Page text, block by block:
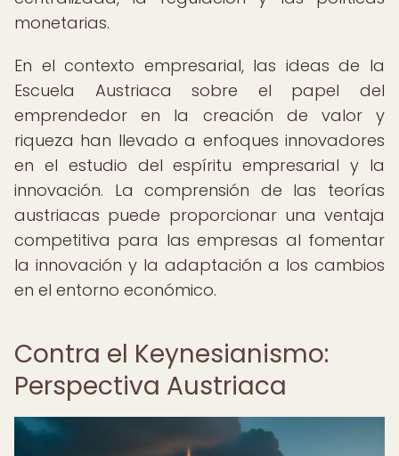
monetarias.
En el contexto empresarial, las ideas de la
Escuela Austriaca sobre el papel del
emprendedor en la creación de valor y
riqueza han llevado a enfoques innovadores
en el estudio del espíritu empresarial y la
innovación. La comprensión de las teorías
austriacas puede proporcionar una ventaja
competitiva para las empresas al fomentar
la innovación y la adaptación a los cambios
en el entorno económico.
Contra el Keynesianismo:
Perspectiva Austriaca